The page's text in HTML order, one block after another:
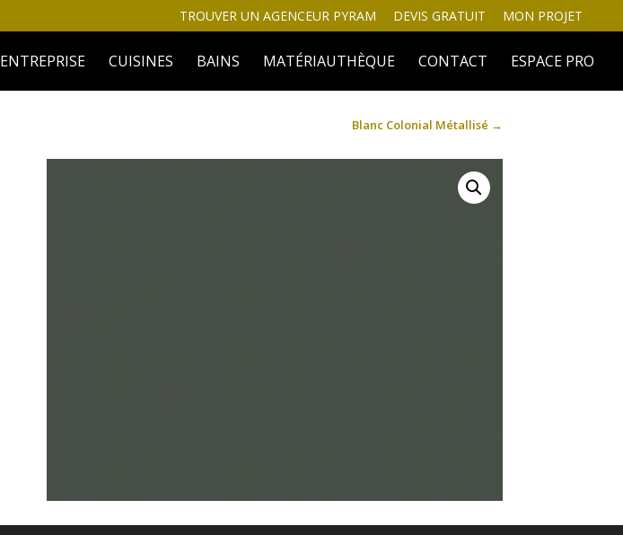
TROUVER UN AGENCEUR PYRAM DEVIS GRATUIT MON PROJET
ENTREPRISE CUISINES BAINS MATÉRIAUTHÈQUE CONTACT ESPACE PRO
Blanc Colonial Métallisé →